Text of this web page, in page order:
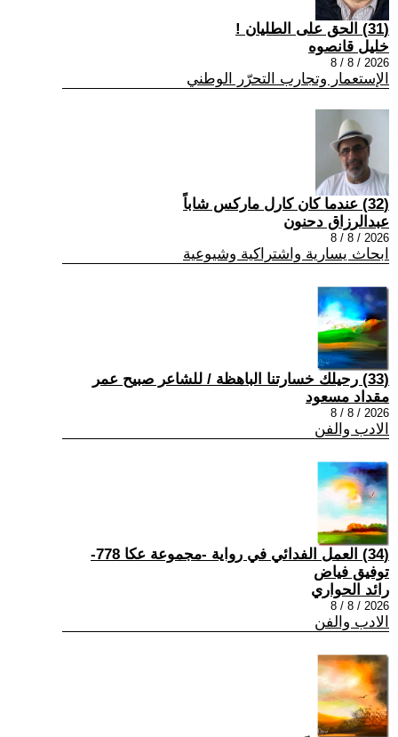
(31) الحق على الطليان !
خليل قانصوه
2026 / 8 / 8
الإستعمار وتجارب التحرّر الوطني
(32) عندما كان كارل ماركس شاباً
عبدالرزاق دحنون
2026 / 8 / 8
ابحاث يسارية واشتراكية وشيوعية
(33) رحيلك خسارتنا الباهظة / للشاعر صبيح عمر
مقداد مسعود
2026 / 8 / 8
الادب والفن
(34) العمل الفدائي في رواية -مجموعة عكا 778-
توفيق فياض
رائد الحواري
2026 / 8 / 8
الادب والفن